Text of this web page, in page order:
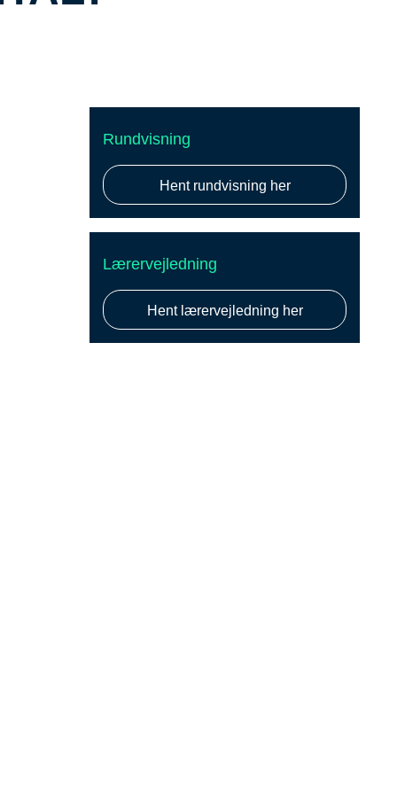
Rundvisning
Hent rundvisning her
Lærervejledning
Hent lærervejledning her